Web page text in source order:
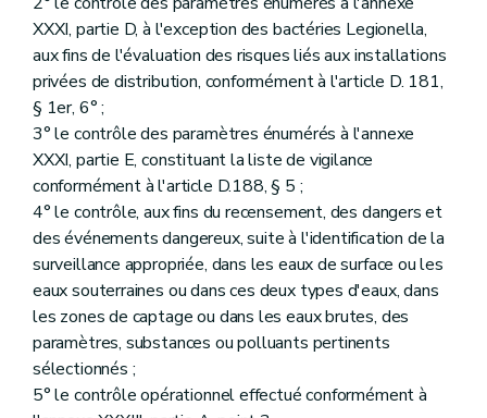
XXXI, partie D, à l'exception des bactéries Legionella,
aux fins de l'évaluation des risques liés aux installations
privées de distribution, conformément à l'article D. 181,
§ 1er, 6° ;
3° le contrôle des paramètres énumérés à l'annexe
XXXI, partie E, constituant la liste de vigilance
conformément à l'article D.188, § 5 ;
4° le contrôle, aux fins du recensement, des dangers et
des événements dangereux, suite à l'identification de la
surveillance appropriée, dans les eaux de surface ou les
eaux souterraines ou dans ces deux types d'eaux, dans
les zones de captage ou dans les eaux brutes, des
paramètres, substances ou polluants pertinents
sélectionnés ;
5° le contrôle opérationnel effectué conformément à